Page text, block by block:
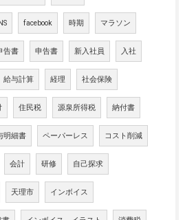
facebook 時期 マラソン
告書 申告書 新入社員 入社
給与計算 経理 社会保険
住民税 源泉所得税 納付書
明細書 ペーパーレス コスト削減
会計 研修 自己探求
天理市 インボイス